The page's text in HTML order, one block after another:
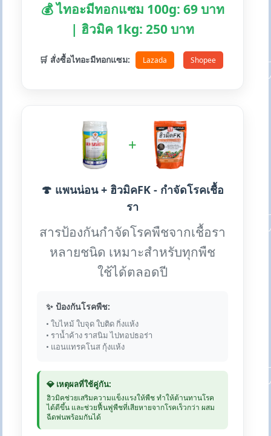
💰 ไทอะมีทอกแซม 100g: 69 บาท
| ฮิวมิค 1kg: 250 บาท
🛒 สั่งซื้อไทอะมีทอกแซม: Lazada Shopee
+
🍄 แพนน่อน + ฮิวมิคFK - กำจัดโรคเชื้อ
รา
สารป้องกันกำจัดโรคพืชจากเชื้อรา
หลายชนิด เหมาะสำหรับทุกพืช
ใช้ได้ตลอดปี
✨ ป้องกันโรคพืช:
• ใบไหม้ ใบจุด ใบติด กิ่งแห้ง
• ราน้ำค้าง ราสนิม ไปทอปธอร่า
• แอนแทรคโนส กุ้งแห้ง
💎 เหตุผลที่ใช้คู่กัน:
ฮิวมิคช่วยเสริมความแข็งแรงให้พืช ทำให้ต้านทานโรค
ได้ดีขึ้น และช่วยฟื้นฟูพืชที่เสียหายจากโรคเร็วกว่า ผสม
ฉีดพ่นพร้อมกันได้